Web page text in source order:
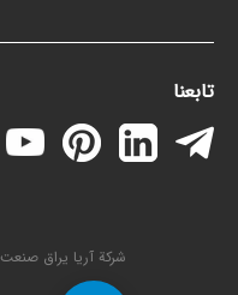
تابعنا
شركة آريا يراق صنعت 2025 – جميع الحقوق محفوظة